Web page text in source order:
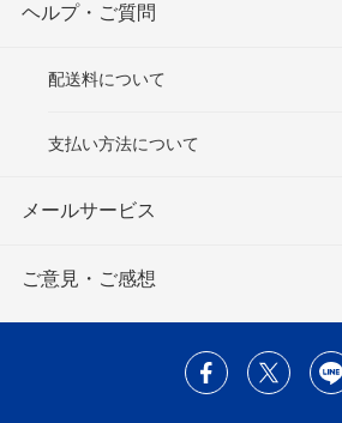
ヘルプ・ご質問
配送料について
支払い方法について
メールサービス
ご意見・ご感想